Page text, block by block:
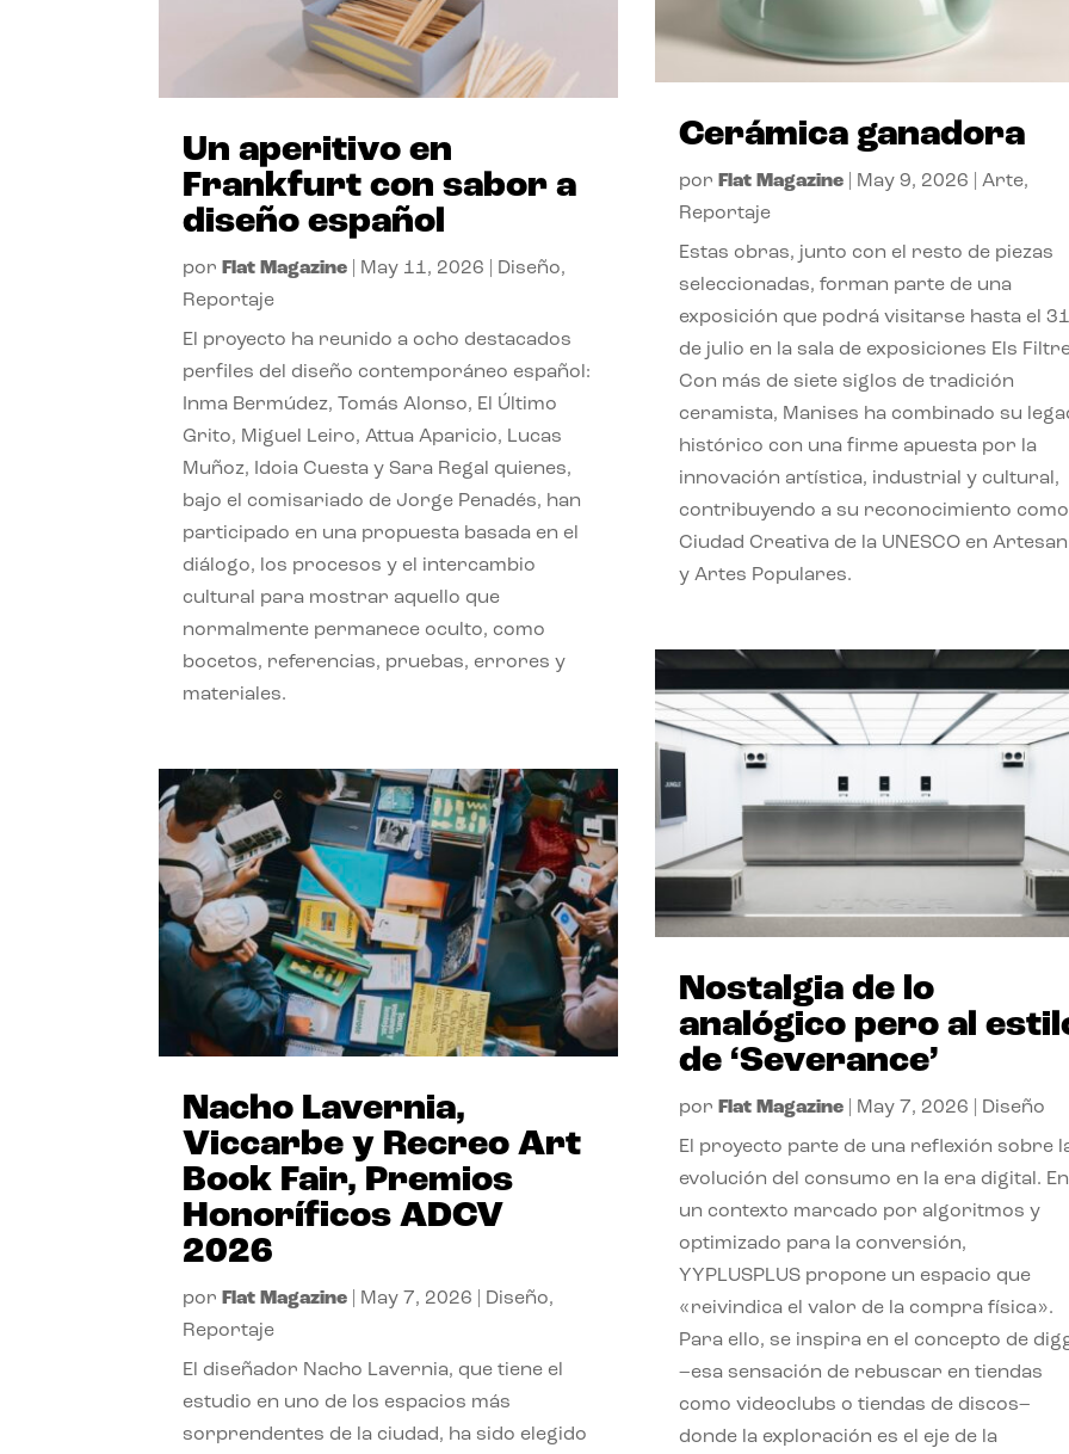
Un aperitivo en
Frankfurt con sabor a
diseño español
por Flat Magazine May 11, 2026 Diseño,
Reportaje
El proyecto ha reunido a ocho destacados
perfiles del diseño contemporáneo español:
Inma Bermúdez, Tomás Alonso, El Último
Grito, Miguel Leiro, Attua Aparicio, Lucas
Muñoz, Idoia Cuesta y Sara Regal quienes,
bajo el comisariado de Jorge Penadés, han
participado en una propuesta basada en el
diálogo, los procesos y el intercambio
cultural para mostrar aquello que
normalmente permanece oculto, como
bocetos, referencias, pruebas, errores y
materiales.
Nacho Lavernia,
Viccarbe y Recreo Art
Book Fair, Premios
Honoríficos ADCV
2026
por Flat Magazine May 7, 2026 Diseño,
Reportaje
El diseñador Nacho Lavernia, que tiene el
estudio en uno de los espacios más
sorprendentes de la ciudad, ha sido elegido
Cerámica ganadora
por Flat Magazine| May 9, 2026 Arte,
Reportaje
Estas obras, junto con el resto de piezas
seleccionadas, forman parte de una
exposición que podrá visitarse hasta el 31
de julio en la sala de exposiciones Els
Con más de siete siglos de tradición
ceramista, Manises ha combinado su
histórico con una firme apuesta por la
innovación artística, industrial y cultural,
contribuyendo a su reconocimiento como
Ciudad Creativa de la UNESCO en
y Artes Populares.
Nostalgia de lo
analógico pero al
de ‘Severance’
por Flat Magazine| May 7, 2026 Diseño
El proyecto parte de una reflexión sobre
evolución del consumo en la era digital. En
un contexto marcado por algoritmos y
optimizado para la conversión,
YYPLUSPLUS propone un espacio que
«reivindica el valor de la compra física».
Para ello, se inspira en el concepto de
–esa sensación de rebuscar en tiendas
como videoclubs o tiendas de discos–
donde la exploración es el eje de la